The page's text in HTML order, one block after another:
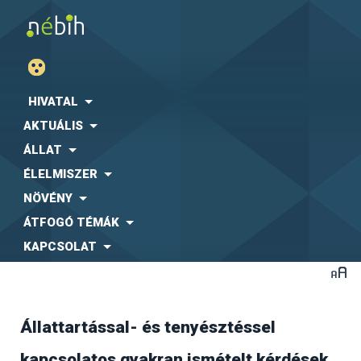
HIVATAL
AKTUÁLIS
ÁLLAT
ÉLELMISZER
NÖVÉNY
ÁTFOGÓ TÉMÁK
KAPCSOLAT
Állattartással- és tenyésztéssel
A jelenlegi ellátó rendszer az un. egy beszállítós